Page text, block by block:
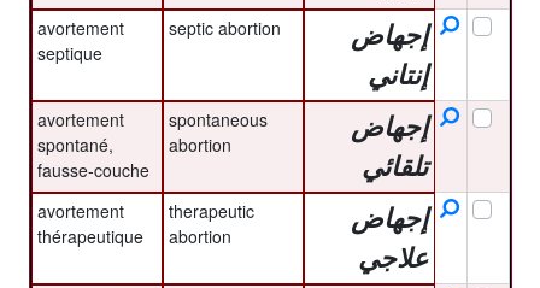
إجهاض
إنتاني
septic abortion
avortement
septique
إجهاض
تلقائي
spontaneous
abortion
avortement
spontané,
fausse-couche
إجهاض
علاجي
therapeutic
abortion
avortement
thérapeutique